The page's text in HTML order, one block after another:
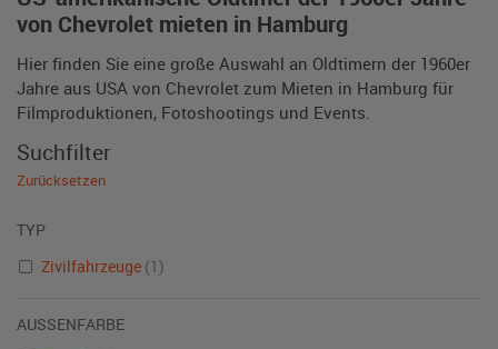
von Chevrolet mieten in Hamburg
Hier finden Sie eine große Auswahl an Oldtimern der 1960er
Jahre aus USA von Chevrolet zum Mieten in Hamburg für
Filmproduktionen, Fotoshootings und Events.
Suchfilter
Zurücksetzen
TYP
Zivilfahrzeuge (1)
AUSSENFARBE